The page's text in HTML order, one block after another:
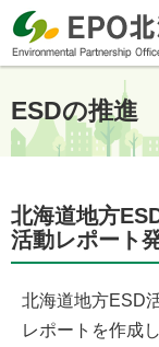
ESDの推進
北海道地方
活動レポート
北海道地方ESD
レポートを作成